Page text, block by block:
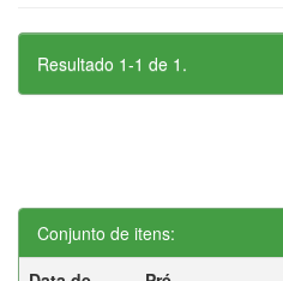
Resultado 1-1 de 1.
Conjunto de itens: